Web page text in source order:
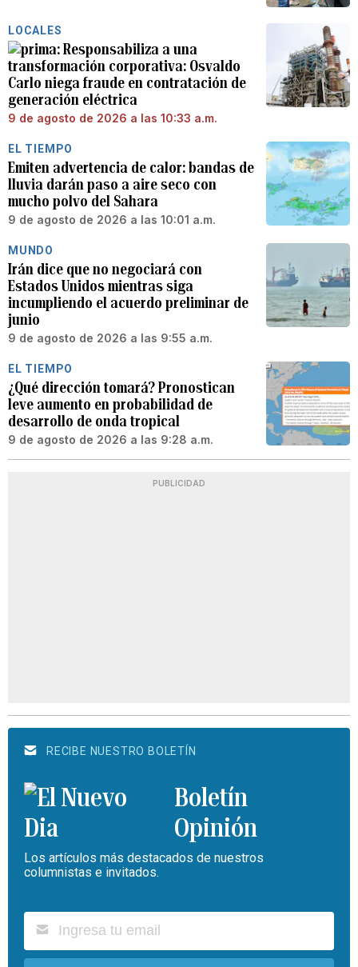
LOCALES
Responsabiliza a una
transformación corporativa: Osvaldo
Carlo niega fraude en contratación de
generación eléctrica
9 de agosto de 2026 a las 10:33 a.m.
EL TIEMPO
Emiten advertencia de calor: bandas de
lluvia darán paso a aire seco con
mucho polvo del Sahara
9 de agosto de 2026 a las 10:01 a.m.
MUNDO
Irán dice que no negociará con
Estados Unidos mientras siga
incumpliendo el acuerdo preliminar de
junio
9 de agosto de 2026 a las 9:55 a.m.
EL TIEMPO
¿Qué dirección tomará? Pronostican
leve aumento en probabilidad de
desarrollo de onda tropical
9 de agosto de 2026 a las 9:28 a.m.
PUBLICIDAD
RECIBE NUESTRO BOLETÍN
Boletín
Opinión
Los artículos más destacados de nuestros
columnistas e invitados.